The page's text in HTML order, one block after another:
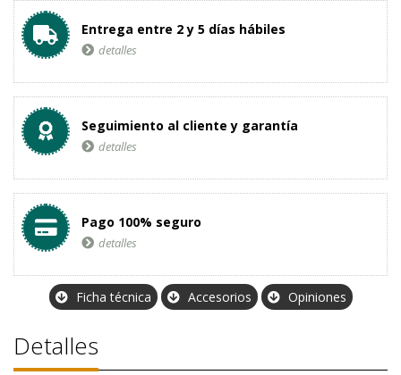
Entrega entre 2 y 5 días hábiles
detalles
Seguimiento al cliente y garantía
detalles
Pago 100% seguro
detalles
Ficha técnica Accesorios Opiniones
Detalles